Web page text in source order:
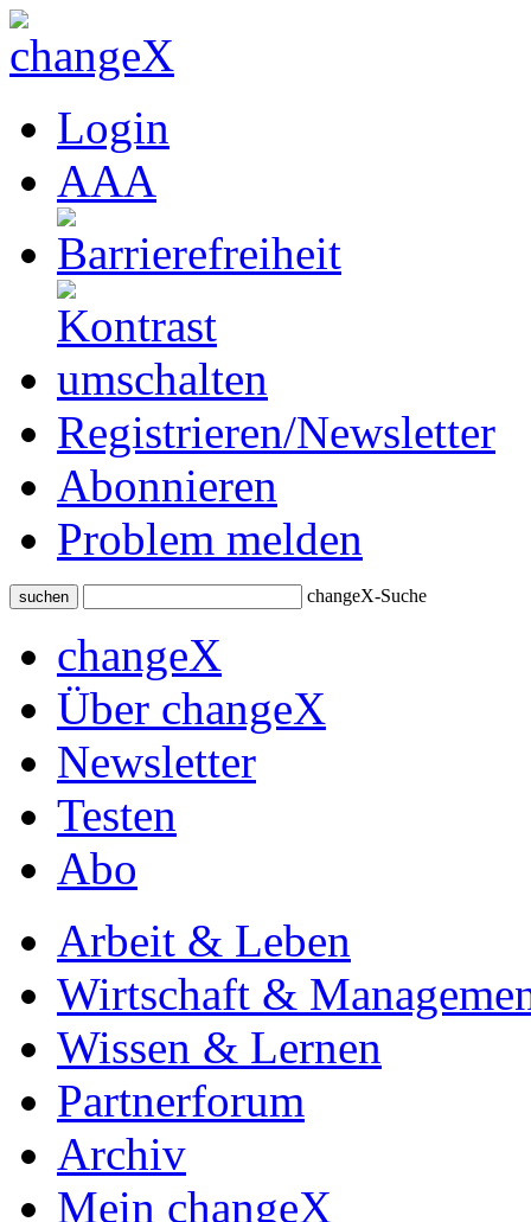
Login
AAA
Registrieren/Newsletter
Abonnieren
Problem melden
suchen changeX-Suche
changeX
Über changeX
Newsletter
Testen
Abo
Arbeit & Leben
Wirtschaft &
Wissen & Lernen
Partnerforum
Archiv
Mein changeX